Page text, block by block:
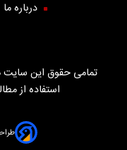
درباره ما
تمامی حقوق این سایت
استفاده از